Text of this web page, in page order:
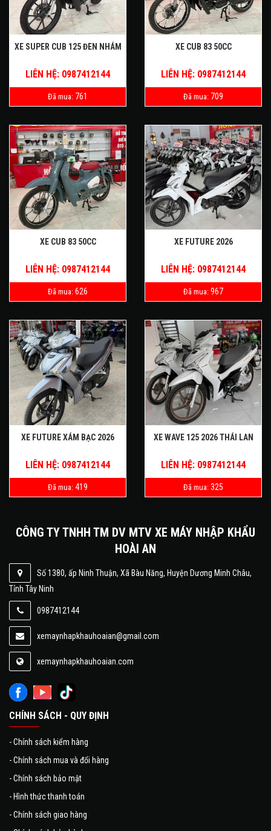
XE SUPER CUB 125 ĐEN NHÁM
LIÊN HỆ: 0987412144
Đã mua: 761
XE CUB 83 50CC
LIÊN HỆ: 0987412144
Đã mua: 709
XE CUB 83 50CC
LIÊN HỆ: 0987412144
Đã mua: 626
XE FUTURE 2026
LIÊN HỆ: 0987412144
Đã mua: 967
XE FUTURE XÁM BẠC 2026
LIÊN HỆ: 0987412144
Đã mua: 419
XE WAVE 125 2026 THÁI LAN
LIÊN HỆ: 0987412144
Đã mua: 325
CÔNG TY TNHH TM DV MTV XE MÁY NHẬP KHẨU
HOÀI AN
Số 1380, ấp Ninh Thuận, Xã Bàu Năng, Huyện Dương Minh Châu,
Tỉnh Tây Ninh
0987412144
xemaynhapkhauhoaian@gmail.com
xemaynhapkhauhoaian.com
CHÍNH SÁCH - QUY ĐỊNH
-Chính sách kiểm hàng
-Chính sách mua và đổi hàng
-Chính sách bảo mật
- Hình thức thanh toán
-Chính sách giao hàng